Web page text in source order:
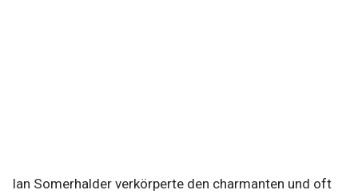
Ian Somerhalder verkörperte den charmanten und oft